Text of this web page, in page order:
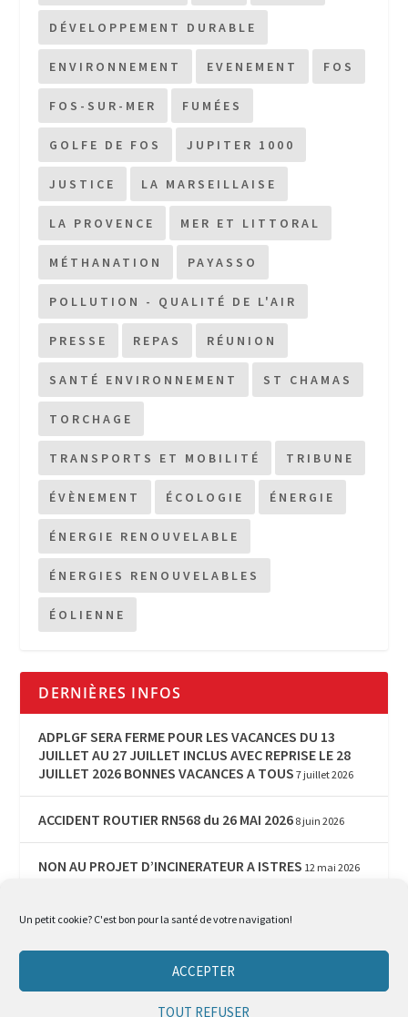
Un petit cookie? C'est bon pour la santé de votre navigation!
ACCEPTER
TOUT REFUSER
DÉVELOPPEMENT DURABLE
ENVIRONNEMENT EVENEMENT FOS
FOS-SUR-MER FUMÉES
GOLFE DE FOS JUPITER 1000
JUSTICE LA MARSEILLAISE
LA PROVENCE MER ET LITTORAL
MÉTHANATION PAYASSO
POLLUTION - QUALITÉ DE L'AIR
PRESSE REPAS RÉUNION
SANTÉ ENVIRONNEMENT ST CHAMAS
TORCHAGE
TRANSPORTS ET MOBILITÉ TRIBUNE
ÉVÈNEMENT ÉCOLOGIE ÉNERGIE
ÉNERGIE RENOUVELABLE
ÉNERGIES RENOUVELABLES
ÉOLIENNE
DERNIÈRES INFOS
ADPLGF SERA FERME POUR LES VACANCES DU 13
JUILLET AU 27 JUILLET INCLUS AVEC REPRISE LE 28
JUILLET 2026 BONNES VACANCES A TOUS 7 juillet 2026
ACCIDENT ROUTIER RN568 du 26 MAI 2026 8 juin 2026
NON AU PROJET D’INCINERATEUR A ISTRES 12 mai 2026
EPSEAL (Etude Participative en Santé
Environnement Ancrée Localement) primée
FOS EPSEAL ENFIN RECOMPENSEE28 avril 2026